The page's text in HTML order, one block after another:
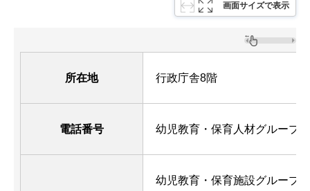
画面サイズで表示
所在地 行政庁舎8階
電話番号 幼児教育・保育人材グループ
幼児教育・保育施設グループ